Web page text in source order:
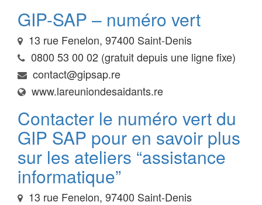
GIP-SAP – numéro vert
13 rue Fenelon, 97400 Saint-Denis
0800 53 00 02 (gratuit depuis une ligne fixe)
contact@gipsap.re
www.lareuniondesaidants.re
Contacter le numéro vert du
GIP SAP pour en savoir plus
sur les ateliers “assistance
informatique”
13 rue Fenelon, 97400 Saint-Denis